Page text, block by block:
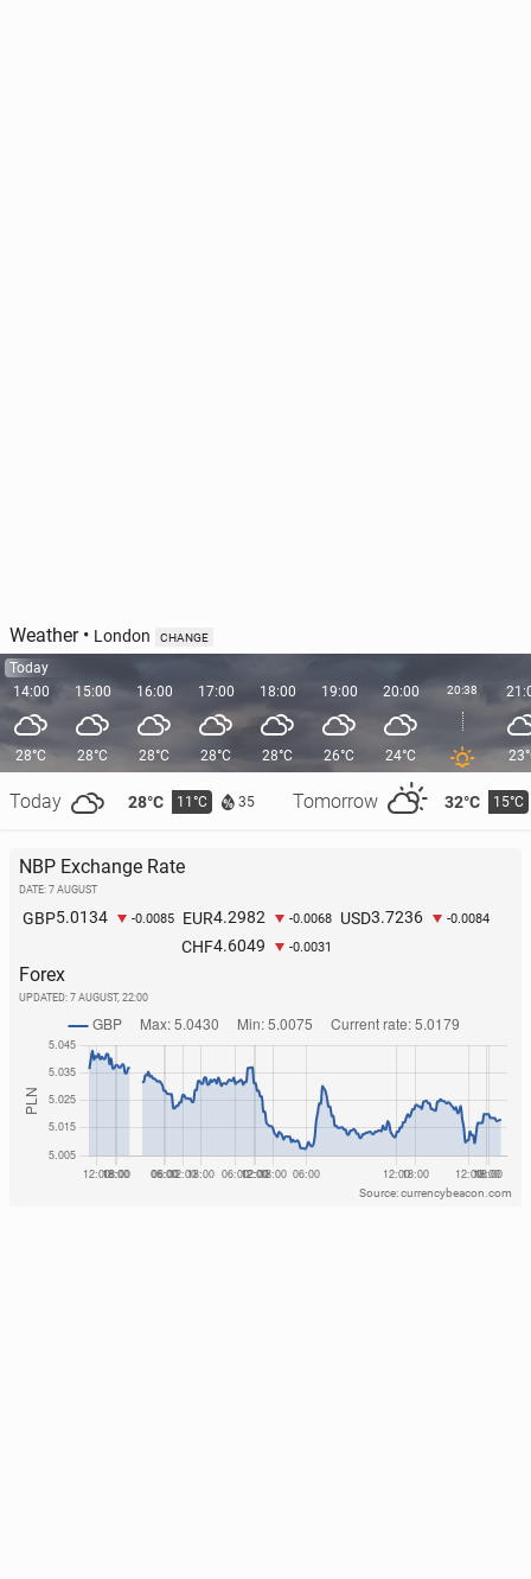
Weather• London CHANGE
Today
14:00
28°C
Today 28°C 11°C 35 Tomorrow 32°C 15°C
15:00
28°C
16:00
28°C
17:00
28°C
18:00
28°C
19:00
26°C
20:00
24°C
20:38
NBP Exchange Rate
DATE: 7 AUGUST
GBP5.0134 -0.0085 EUR4.2982 -0.0068 USD3.7236 -0.0084
CHF4.6049 -0.0031
Forex
UPDATED: 7 AUGUST, 22:00
Source: currencybeacon.com